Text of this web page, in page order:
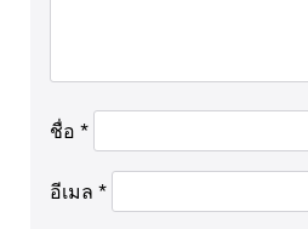
ชื่อ *
อีเมล *